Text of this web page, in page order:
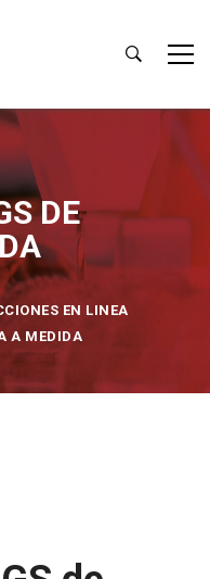
DE
EN LINEA
A MEDIDA